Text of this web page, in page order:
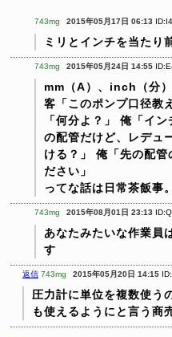
743mg 2015年05月17日 06:13
ミリとインチを当たり
743mg 2015年05月24日 14:55
mm（A）、inch（分）
客「このポンプ口径教
「何分よ？」
俺「イン
の配管だけど、レデュ
ける？」
俺「先の配管
ださい」
ってな話は日常茶飯事。
743mg 2015年08月01日 23:13
あなたみたいな作業員
す
返信 743mg 2015年05月20日 14:15
圧力計に単位を複数使う
も使えるようにと言う商